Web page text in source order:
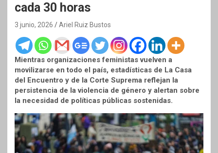
cada 30 horas
3 junio, 2026 Ariel Ruiz Bustos
Mientras organizaciones feministas vuelven a
movilizarse en todo el país, estadísticas de La Casa
del Encuentro y de la Corte Suprema reflejan la
persistencia de la violencia de género y alertan sobre
la necesidad de políticas públicas sostenidas.